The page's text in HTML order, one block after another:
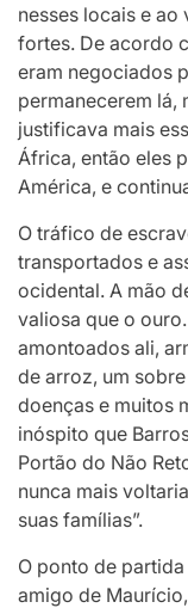
nesses locais e
fortes. De acordo
eram negociados
permanecerem lá,
justificava mais
África, então eles
América, e
O tráfico de
transportados e
ocidental. A mão
valiosa que o
amontoados ali,
de arroz, um
doenças e muitos
inóspito que
Portão do Não
nunca mais
suas famílias”.
O ponto de
amigo de